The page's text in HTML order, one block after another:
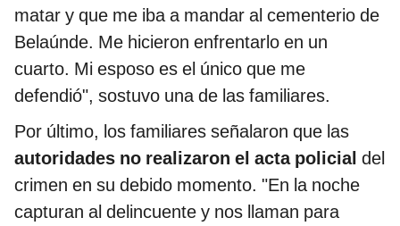
matar y que me iba a mandar al cementerio de
Belaúnde. Me hicieron enfrentarlo en un
cuarto. Mi esposo es el único que me
defendió", sostuvo una de las familiares.
Por último, los familiares señalaron que las
autoridades no realizaron el acta policial del
crimen en su debido momento. "En la noche
capturan al delincuente y nos llaman para